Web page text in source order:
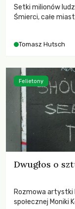
Setki milionów
Śmierci, całe
największych
Tomasz Hutsch
Dwugłos o
Rozmowa artystki
społecznej Moniki
Felietony